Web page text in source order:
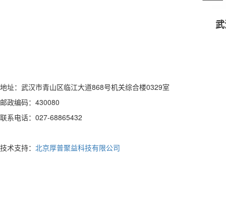
地址：武汉市青山区临江大道868号机关综合楼0329室
邮政编码：430080
联系电话：027-68865432
技术支持： 北京厚普聚益科技有限公司